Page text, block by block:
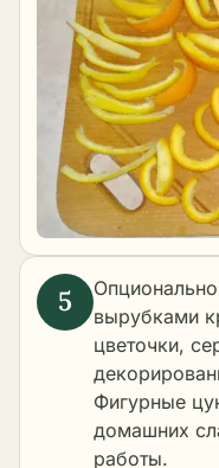
вырубками
цветочки,
Фигурные
домашних
работы.